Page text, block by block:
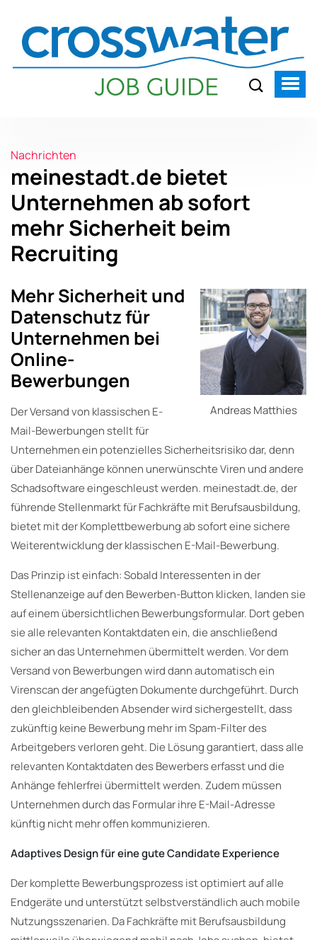
Nachrichten
meinestadt.de bietet
Unternehmen ab sofort
mehr Sicherheit beim
Recruiting
Andreas Matthies
Mehr Sicherheit und
Datenschutz für
Unternehmen bei
Online-
Bewerbungen
Der Versand von klassischen E-
Mail-Bewerbungen stellt für
Unternehmen ein potenzielles Sicherheitsrisiko dar, denn
über Dateianhänge können unerwünschte Viren und andere
Schadsoftware eingeschleust werden. meinestadt.de, der
führende Stellenmarkt für Fachkräfte mit Berufsausbildung,
bietet mit der Komplettbewerbung ab sofort eine sichere
Weiterentwicklung der klassischen E-Mail-Bewerbung.
Das Prinzip ist einfach: Sobald Interessenten in der
Stellenanzeige auf den Bewerben-Button klicken, landen sie
auf einem übersichtlichen Bewerbungsformular. Dort geben
sie alle relevanten Kontaktdaten ein, die anschließend
sicher an das Unternehmen übermittelt werden. Vor dem
Versand von Bewerbungen wird dann automatisch ein
Virenscan der angefügten Dokumente durchgeführt. Durch
den gleichbleibenden Absender wird sichergestellt, dass
zukünftig keine Bewerbung mehr im Spam-Filter des
Arbeitgebers verloren geht. Die Lösung garantiert, dass alle
relevanten Kontaktdaten des Bewerbers erfasst und die
Anhänge fehlerfrei übermittelt werden. Zudem müssen
Unternehmen durch das Formular ihre E-Mail-Adresse
künftig nicht mehr offen kommunizieren.
Adaptives Design für eine gute Candidate Experience
Der komplette Bewerbungsprozess ist optimiert auf alle
Endgeräte und unterstützt selbstverständlich auch mobile
Nutzungsszenarien. Da Fachkräfte mit Berufsausbildung